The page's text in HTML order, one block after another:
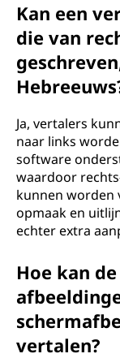
Kan een
die van
Ja, vertalers
naar links
software
waardoor
kunnen worden
opmaak en
echter extra
Hoe kan
vertalen?